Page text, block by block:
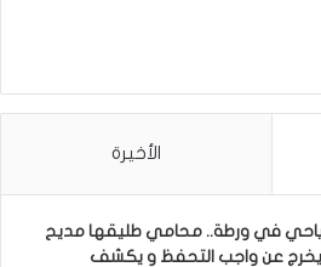
الأخيرة
في ورطة.. محامي طليقها مديح
يخرج عن واجب التحفظ و يكشف